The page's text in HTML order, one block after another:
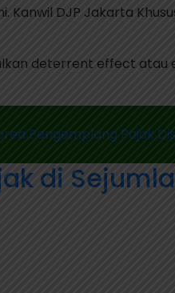
DJP Jakarta
deterrent effect
Pengemplang Pajak
di